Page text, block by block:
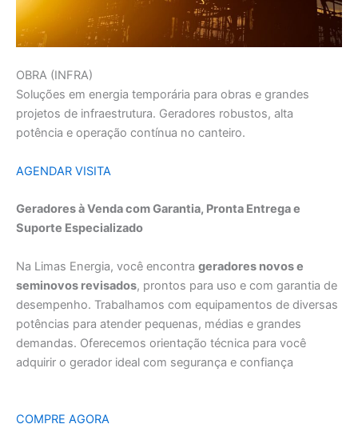
OBRA (INFRA)
Soluções em energia temporária para obras e grandes
projetos de infraestrutura. Geradores robustos, alta
potência e operação contínua no canteiro.
AGENDAR VISITA
Geradores à Venda com Garantia, Pronta Entrega e
Suporte Especializado
Na Limas Energia, você encontra geradores novos e
seminovos revisados, prontos para uso e com garantia de
desempenho. Trabalhamos com equipamentos de diversas
potências para atender pequenas, médias e grandes
demandas. Oferecemos orientação técnica para você
adquirir o gerador ideal com segurança e confiança
COMPRE AGORA